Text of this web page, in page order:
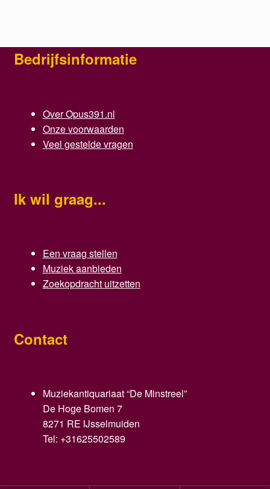
Bedrijfsinformatie
Over Opus391.nl
Onze voorwaarden
Veel gestelde vragen
Ik wil graag...
Een vraag stellen
Muziek aanbieden
Zoekopdracht uitzetten
Contact
Muziekantiquariaat “De Minstreel”
De Hoge Bomen 7
8271 RE IJsselmuiden
Tel: +31625502589